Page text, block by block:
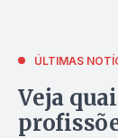
ÚLTIMAS
Veja